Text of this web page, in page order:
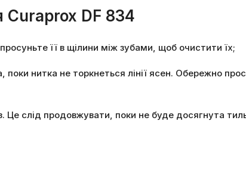
Curaprox DF 834
її в щілини між зубами, щоб очистити їх;
нитка не торкнеться лінії ясен. Обережно
Це слід продовжувати, поки не буде досягнута